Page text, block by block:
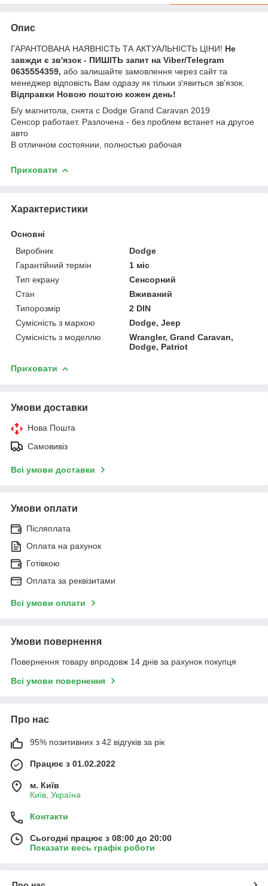
Опис
ГАРАНТОВАНА НАЯВНІСТЬ ТА АКТУАЛЬНІСТЬ ЦІНИ! Не
завжди є зв'язок - ПИШІТЬ запит на Viber/Telegram
0635554359, або залишайте замовлення через сайт та
менеджер відповість Вам одразу як тільки з'явиться зв'язок.
Відправки Новою поштою кожен день!
Б/у магнитола, снята с Dodge Grand Caravan 2019
Сенсор работает. Разлочена - без проблем встанет на другое
авто
В отличном состоянии, полностью рабочая
Приховати
Характеристики
Основні
Виробник
Dodge
Гарантійний термін
1 міс
Тип екрану
Сенсорний
Стан
Вживаний
Типорозмір
2 DIN
Сумісність з маркою
Dodge, Jeep
Сумісність з моделлю
Wrangler, Grand Caravan,
Dodge, Patriot
Приховати
Умови доставки
Нова Пошта
Самовивіз
Всі умови доставки
Умови оплати
Післяплата
Оплата на рахунок
Готівкою
Оплата за реквізитами
Всі умови оплати
Умови повернення
Повернення товару впродовж 14 днів за рахунок покупця
Всі умови повернення
Про нас
95% позитивних з 42 відгуків за рік
Працює з 01.02.2022
м. Київ
Київ, Україна
Контакти
Сьогодні працює з 08:00 до 20:00
Показати весь графік роботи